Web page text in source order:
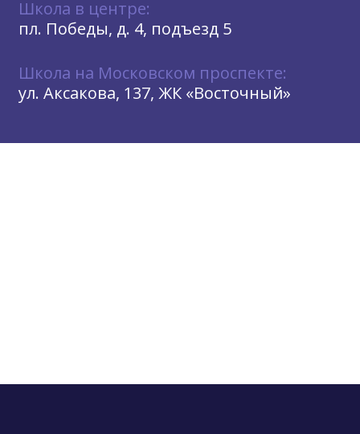
Школа в центре:
пл. Победы, д. 4, подъезд 5
Школа на Московском проспекте:
ул. Аксакова, 137, ЖК «Восточный»